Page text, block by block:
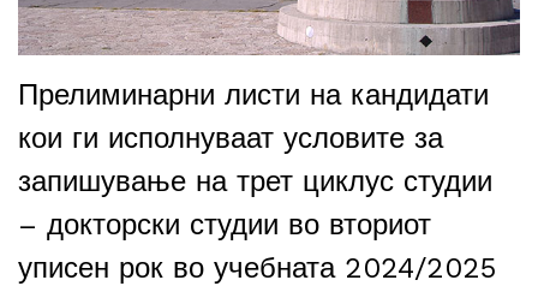
Прелиминарни листи на кандидати
кои ги исполнуваат условите за
запишување на трет циклус студии
– докторски студии во вториот
уписен рок во учебната 2024/2025